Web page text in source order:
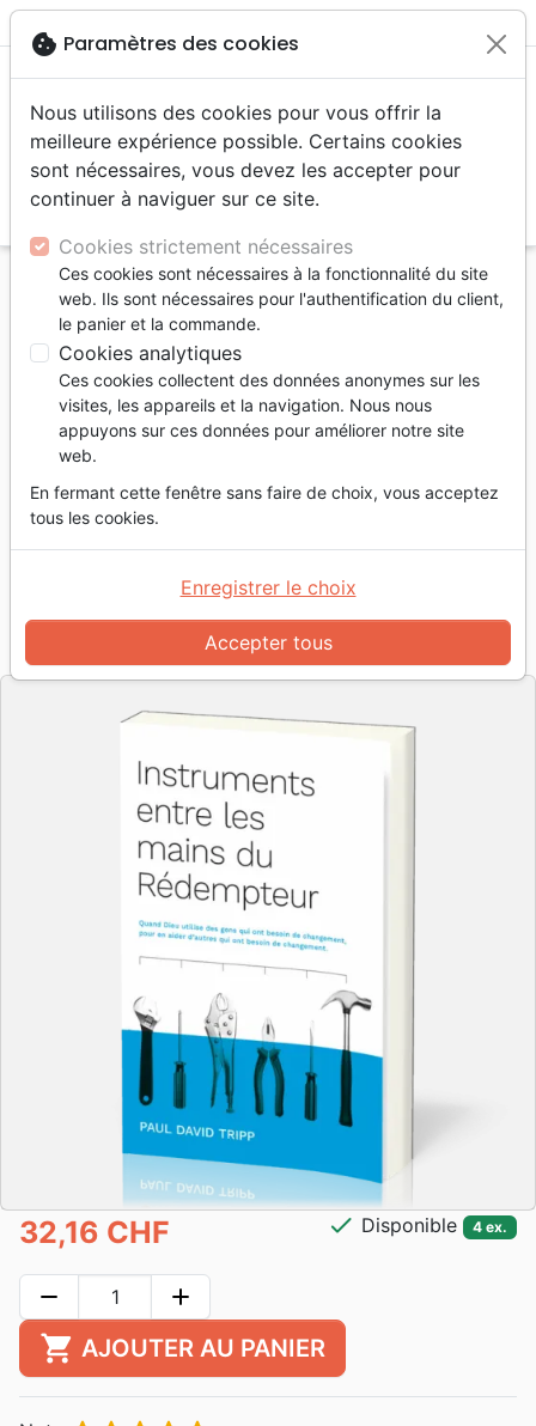
menu
Accueil Livres
Souffrance, Relation d'aide
Instruments entre les mains du rédempteur - Quand
Dieu utilise des gens qui ont besoin de changement,
pour en aider d'autres qui
Instruments entre les mains du
rédempteur
Quand Dieu utilise des gens qui ont
besoin de changement, pour en aider
d'autres qui ont besoin de changement.
Paul David Tripp
RéférencePC2289 EAN9782890822894
Editeur
32,16 CHF check Disponible 4 ex.
remove add
shopping_cart AJOUTER AU PANIER
cookie Paramètres des cookies
Nous utilisons des cookies pour vous offrir la
meilleure expérience possible. Certains cookies
sont nécessaires, vous devez les accepter pour
continuer à naviguer sur ce site.
Cookies strictement nécessaires
Ces cookies sont nécessaires à la fonctionnalité du site
web. Ils sont nécessaires pour l'authentification du client,
le panier et la commande.
Cookies analytiques
Ces cookies collectent des données anonymes sur les
visites, les appareils et la navigation. Nous nous
appuyons sur ces données pour améliorer notre site
web.
En fermant cette fenêtre sans faire de choix, vous acceptez
tous les cookies.
Accepter tous
Enregistrer le choix